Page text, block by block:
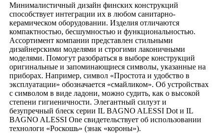
Минималистичный дизайн финских конструкций
способствует интеграции их в любом санитарно-
керамическом оборудовании. Изделия отличаются
компактностью, бесшумностью и функциональностью.
Ассортимент компании представлен стильными
дизайнерскими моделями и строгими лаконичными
моделями. Помогут разобраться в выборе конструкций
оригинальные и запоминающиеся символы, указанные на
приборах. Например, символ «Простота и удобство в
эксплуатации» обозначается «смайликом». Об устройствах
с символом в виде ладони, можно судить, как о высокой
степени гигиеничности. Элегантный силуэт и
безупречный блеск серии IL BAGNO ALESSI Dot и IL
BAGNO ALESSI One свидетельствует об использовании
технологи «Роскошь» (знак «короны»).